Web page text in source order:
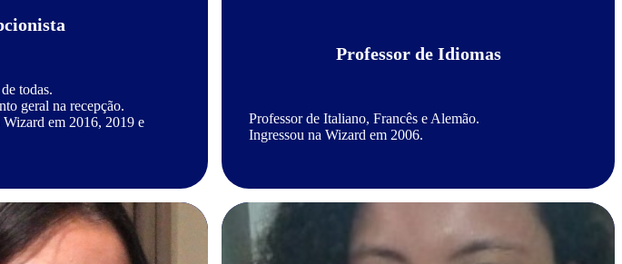
todas.
geral na recepção.
em 2016, 2019 e
Professor de Idiomas
Professor de Italiano, Francês e Alemão.
Ingressou na Wizard em 2006.